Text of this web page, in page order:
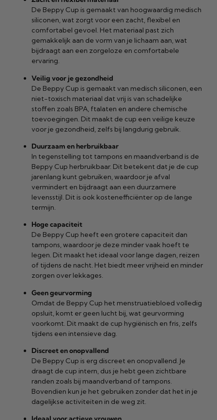
De Beppy Cup is gemaakt van hoogwaardig medisch
siliconen, wat zorgt voor een zacht, flexibel en
comfortabel gevoel. Het materiaal past zich
gemakkelijk aan de vorm van je lichaam aan, wat
bijdraagt aan een zorgeloze en comfortabele
ervaring.
Veilig voor je gezondheid
De Beppy Cup is gemaakt van medisch siliconen, een
niet-toxisch materiaal dat vrij is van schadelijke
stoffen zoals BPA, ftalaten en andere chemische
toevoegingen. Dit maakt de cup een veilige keuze
voor je gezondheid, zelfs bij langdurig gebruik.
Duurzaam en herbruikbaar
In tegenstelling tot tampons en maandverband is de
Beppy Cup herbruikbaar. Dit betekent dat je de cup
jarenlang kunt gebruiken, waardoor je afval
vermindert en bijdraagt aan een duurzamere
levensstijl. Dit is ook kostenefficiënter op de lange
termijn.
Hoge capaciteit
De Beppy Cup heeft een grotere capaciteit dan
tampons, waardoor je deze minder vaak hoeft te
legen. Dit maakt het ideaal voor lange dagen, reizen
of tijdens de nacht. Het biedt meer vrijheid en minder
zorgen over lekkages.
Geen geurvorming
Omdat de Beppy Cup het menstruatiebloed volledig
opsluit, komt er geen lucht bij, wat geurvorming
voorkomt. Dit maakt de cup hygiënisch en fris, zelfs
tijdens een intensieve dag.
Discreet en onopvallend
De Beppy Cup is erg discreet en onopvallend. Je
draagt de cup intern, dus je hebt geen zichtbare
randen zoals bij maandverband of tampons.
Bovendien kun je het gebruiken zonder dat het in je
dagelijkse activiteiten in de weg zit.